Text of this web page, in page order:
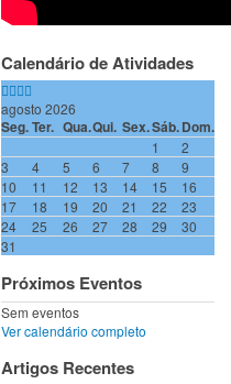
Calendário de Atividades
agosto 2026
Seg.Ter. Qua.Qui. Sex.Sáb.Dom.
1
2
3
4 5 6 7 8
9
10
11 12 13 14 15
16
17
18 19 20 21 22
23
24
25 26 27 28 29
30
31
Próximos Eventos
Sem eventos
Ver calendário completo
Artigos Recentes